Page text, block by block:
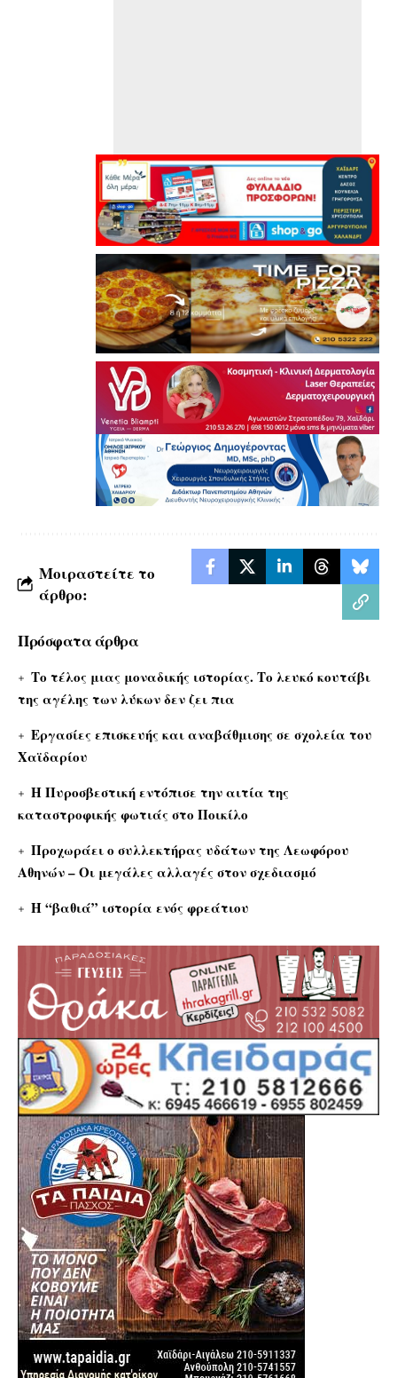
Μοιραστείτε το
άρθρο:
Πρόσφατα άρθρα
Το τέλος μιας μοναδικής ιστορίας. Το λευκό κουτάβι
της αγέλης των λύκων δεν ζει πια
Εργασίες επισκευής και αναβάθμισης σε σχολεία του
Χαϊδαρίου
Η Πυροσβεστική εντόπισε την αιτία της
καταστροφικής φωτιάς στο Ποικίλο
Προχωράει ο συλλεκτήρας υδάτων της Λεωφόρου
Αθηνών – Οι μεγάλες αλλαγές στον σχεδιασμό
Η “βαθιά” ιστορία ενός φρεάτιου